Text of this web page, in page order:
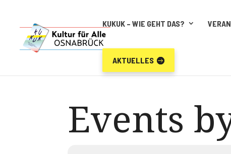
KUKUK – WIE GEHT DAS?
AKTUELLES
Events